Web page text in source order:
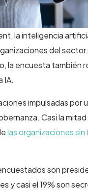
la inteligencia
del
la encuesta también
IA.
impulsadas por
Casi la
las organizaciones
son
y casi el 19% son